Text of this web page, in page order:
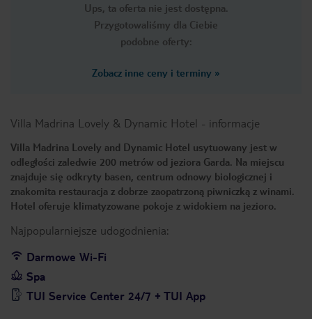
Ups, ta oferta nie jest dostępna.
Przygotowaliśmy dla Ciebie
podobne oferty:
Zobacz inne ceny i terminy »
Villa Madrina Lovely & Dynamic Hotel - informacje
Villa Madrina Lovely and Dynamic Hotel usytuowany jest w
odległości zaledwie 200 metrów od jeziora Garda. Na miejscu
znajduje się odkryty basen, centrum odnowy biologicznej i
znakomita restauracja z dobrze zaopatrzoną piwniczką z winami.
Hotel oferuje klimatyzowane pokoje z widokiem na jezioro.
Najpopularniejsze udogodnienia:
Darmowe Wi-Fi
Spa
TUI Service Center 24/7 + TUI App